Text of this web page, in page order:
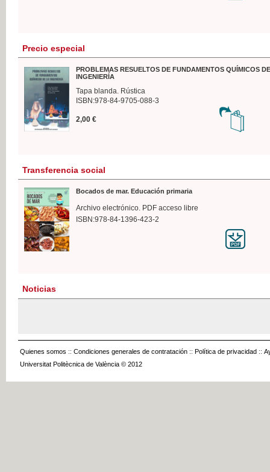
Precio especial
PROBLEMAS RESUELTOS DE FUNDAMENTOS QUÍMICOS
INGENIERÍA
Tapa blanda. Rústica
ISBN:978-84-9705-088-3
2,00 €
Transferencia social
Bocados de mar. Educación primaria
Archivo electrónico. PDF acceso libre
ISBN:978-84-1396-423-2
Noticias
Quienes somos :: Condiciones generales de contratación :: Política de privacidad ::
Universitat Politècnica de València © 2012